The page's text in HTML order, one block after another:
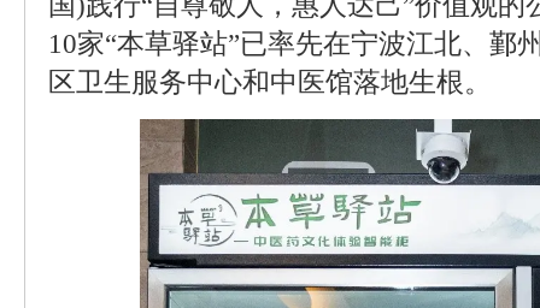
10家“本草驿站”已率先在宁波江北、鄞
区卫生服务中心和中医馆落地生根。